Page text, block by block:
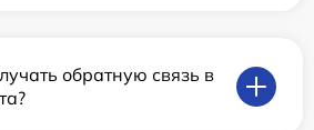
обратную связь в